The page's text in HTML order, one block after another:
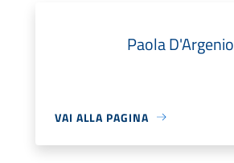
Paola D'Argenio
VAI ALLA PAGINA